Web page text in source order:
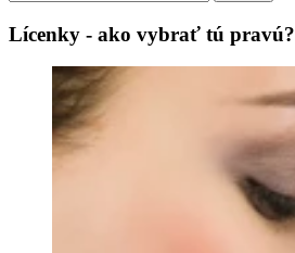
Lícenky - ako vybrať tú pravú?